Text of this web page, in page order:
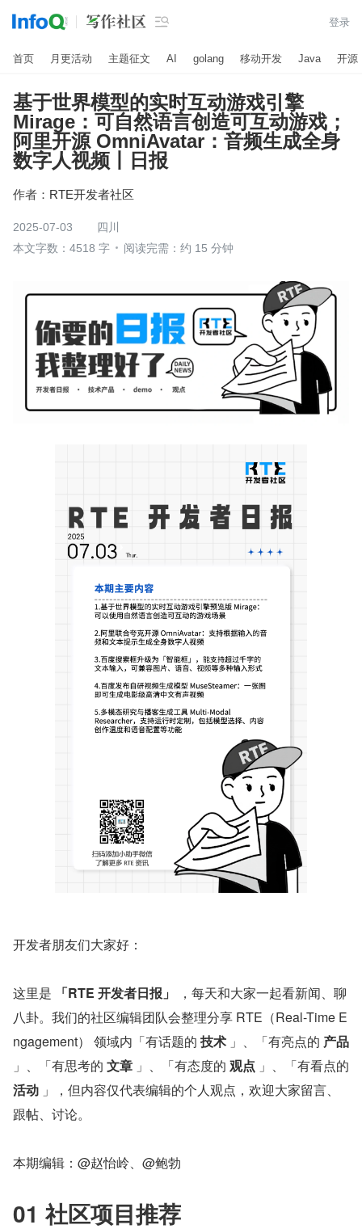
 登录
首页 月更活动 主题征文 AI golang 移动开发 Java 开源
基于世界模型的实时互动游戏引擎
Mirage：可自然语言创造可互动游戏；
阿里开源 OmniAvatar：音频生成全身
数字人视频丨日报
作者： RTE开发者社区
2025-07-03
四川
本文字数：4518 字
阅读完需：约 15 分钟
开发者朋友们大家好：
这里是 「RTE 开发者日报」
，每天和大家一起看新闻、聊
八卦。我们的社区编辑团队会整理分享 RTE（Real-Time E
ngagement） 领域内「有话题的 技术 」、「有亮点的 产品
」、「有思考的 文章 」、「有态度的 观点
活动 」，但内容仅代表编辑的个人观点，欢迎大家留言、
跟帖、讨论。
本期编辑：@赵怡岭、@鲍勃
01 社区项目推荐